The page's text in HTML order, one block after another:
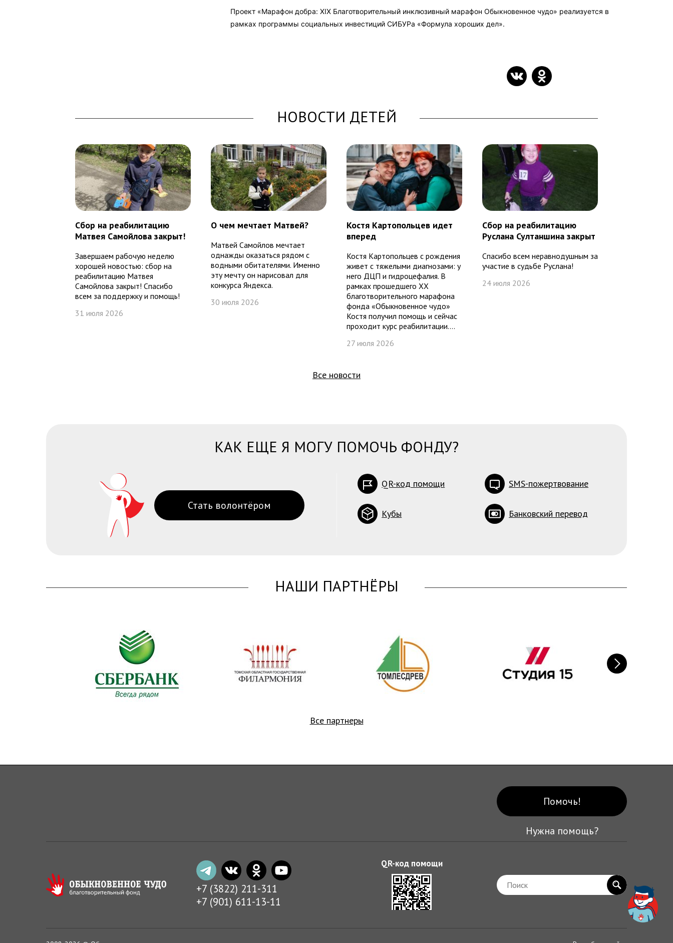
Проект «Марафон добра: XIX Благотворительный инклюзивный марафон Обыкновенное чудо» реализуется в
рамках программы социальных инвестиций СИБУРа «Формула хороших дел».
НОВОСТИ ДЕТЕЙ
Сбор на реабилитацию
Матвея Самойлова закрыт!
Завершаем рабочую неделю
хорошей новостью: сбор на
реабилитацию Матвея
Самойлова закрыт! Спасибо
всем за поддержку и помощь!
31 июля 2026
О чем мечтает Матвей?
Матвей Самойлов мечтает
однажды оказаться рядом с
водными обитателями. Именно
эту мечту он нарисовал для
конкурса Яндекса.
30 июля 2026
Костя Картопольцев идет
вперед
Костя Картопольцев с рождения
живет с тяжелыми диагнозами: у
него ДЦП и гидроцефалия. В
рамках прошедшего ХХ
благотворительного марафона
фонда «Обыкновенное чудо»
Костя получил помощь и сейчас
проходит курс реабилитации....
27 июля 2026
Сбор на реабилитацию
Руслана Султаншина закрыт
Спасибо всем неравнодушным за
участие в судьбе Руслана!
24 июля 2026
Все новости
КАК ЕЩЕ Я МОГУ ПОМОЧЬ ФОНДУ?
Стать волонтёром
QR-код помощи SMS-пожертвование
Кубы Банковский перевод
НАШИ ПАРТНЁРЫ
Все партнеры
Помочь!
Нужна помощь?
+7 (3822) 211-311
+7 (901) 611-13-11